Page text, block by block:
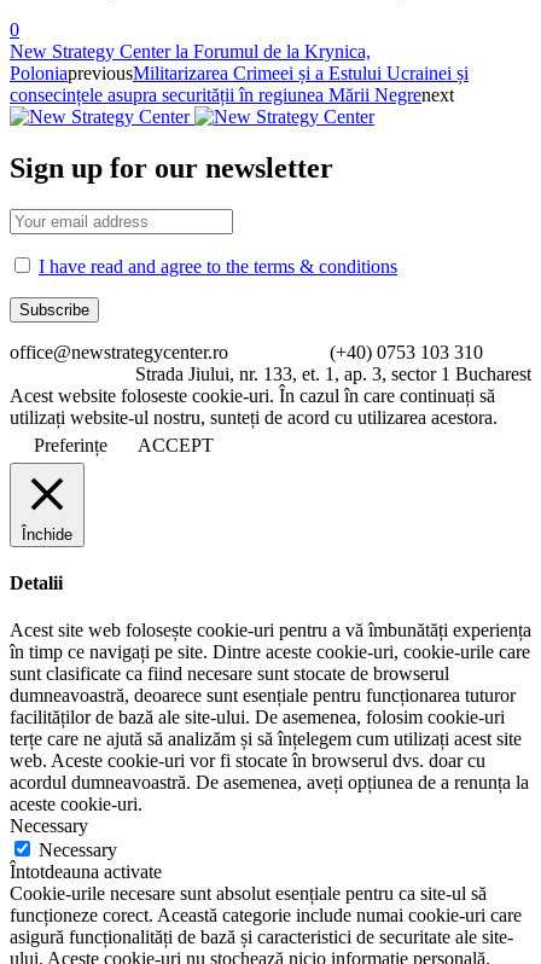
0
New Strategy Center la Forumul de la Krynica,
PoloniapreviousMilitarizarea Crimeei și a Estului Ucrainei și
consecințele asupra securității în regiunea Mării Negrenext
Sign up for our newsletter
I have read and agree to the terms & conditions
office@newstrategycenter.ro (+40) 0753 103 310
Strada Jiului, nr. 133, et. 1, ap. 3, sector 1 Bucharest
Acest website foloseste cookie-uri. În cazul în care continuați să
utilizați website-ul nostru, sunteți de acord cu utilizarea acestora.
Preferințe
ACCEPT
Închide
Detalii
Acest site web folosește cookie-uri pentru a vă îmbunătăți experiența
în timp ce navigați pe site. Dintre aceste cookie-uri, cookie-urile care
sunt clasificate ca fiind necesare sunt stocate de browserul
dumneavoastră, deoarece sunt esențiale pentru funcționarea tuturor
facilităților de bază ale site-ului. De asemenea, folosim cookie-uri
terțe care ne ajută să analizăm și să înțelegem cum utilizați acest site
web. Aceste cookie-uri vor fi stocate în browserul dvs. doar cu
acordul dumneavoastră. De asemenea, aveți opțiunea de a renunța la
aceste cookie-uri.
Necessary
Necessary
Întotdeauna activate
Cookie-urile necesare sunt absolut esențiale pentru ca site-ul să
funcționeze corect. Această categorie include numai cookie-uri care
asigură funcționalități de bază și caracteristici de securitate ale site-
ului. Aceste cookie-uri nu stochează nicio informație personală.